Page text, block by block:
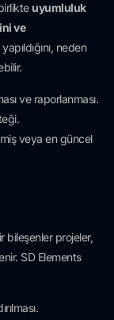
uyumluluk
ve
neden
ve raporlanması.
veya en güncel
bileşenler projeler,
SD Elements